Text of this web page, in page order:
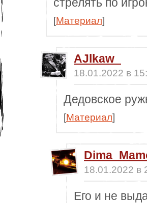
[Материал]
AJlkaw_
18.01.2022 в
Дедовское
[Материал]
18.01.2022 в
Его и не